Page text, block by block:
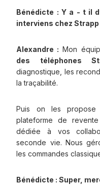
Bénédicte : Y a - t il
interviens chez Strapp
Alexandre : Mon
des téléphones
diagnostique, les
la traçabilité.
Puis on les
plateforme de
dédiée à vos
seconde vie. Nous
les commandes
Bénédicte : Super,